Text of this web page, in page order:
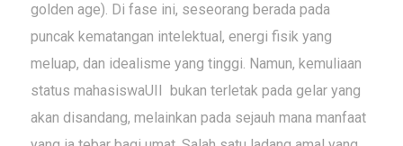
golden age). Di fase ini, seseorang berada pada
puncak kematangan intelektual, energi fisik yang
meluap, dan idealisme yang tinggi. Namun, kemuliaan
status mahasiswaUII bukan terletak pada gelar yang
akan disandang, melainkan pada sejauh mana manfaat